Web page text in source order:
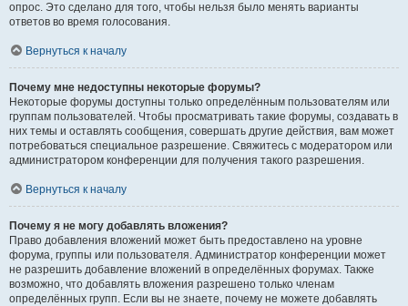
опрос. Это сделано для того, чтобы нельзя было менять варианты
ответов во время голосования.
Вернуться к началу
Почему мне недоступны некоторые форумы?
Некоторые форумы доступны только определённым пользователям или
группам пользователей. Чтобы просматривать такие форумы, создавать в
них темы и оставлять сообщения, совершать другие действия, вам может
потребоваться специальное разрешение. Свяжитесь с модератором или
администратором конференции для получения такого разрешения.
Вернуться к началу
Почему я не могу добавлять вложения?
Право добавления вложений может быть предоставлено на уровне
форума, группы или пользователя. Администратор конференции может
не разрешить добавление вложений в определённых форумах. Также
возможно, что добавлять вложения разрешено только членам
определённых групп. Если вы не знаете, почему не можете добавлять